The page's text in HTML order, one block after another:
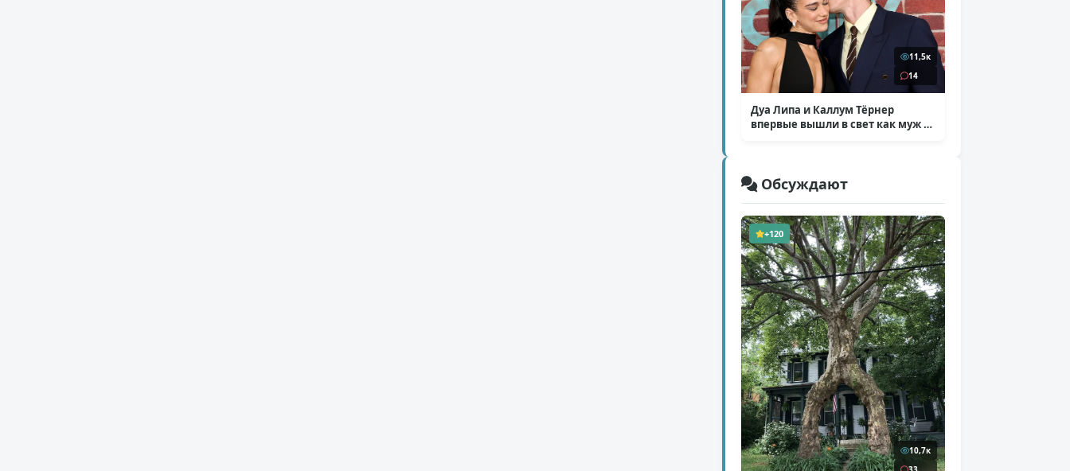
11,5к
14
Дуа Липа и Каллум Тёрнер
впервые вышли в свет как муж и
Обсуждают
+120
10,7к